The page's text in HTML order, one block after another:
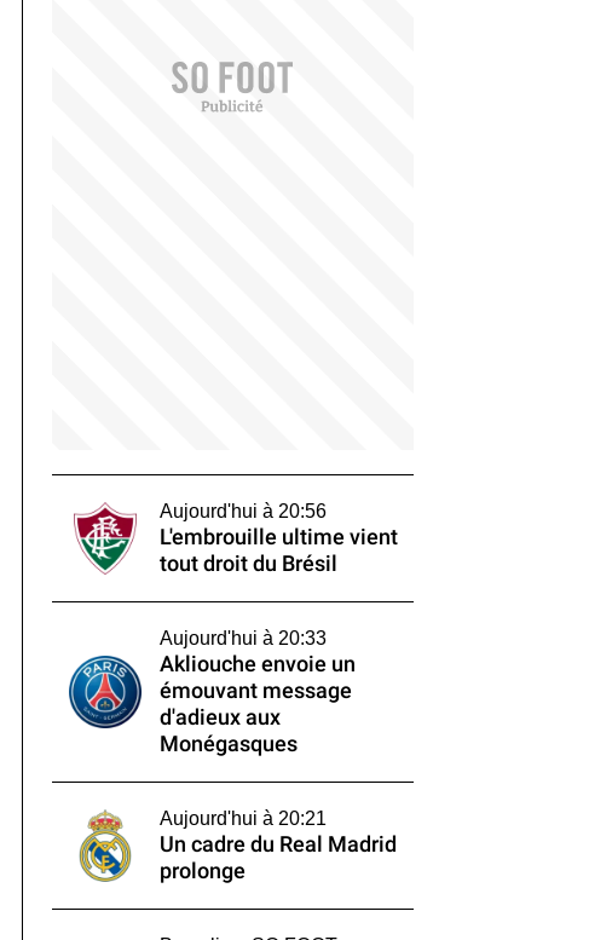
Aujourd'hui à 20:56
L'embrouille ultime vient
tout droit du Brésil
Aujourd'hui à 20:33
Akliouche envoie un
émouvant message
d'adieux aux
Monégasques
Aujourd'hui à 20:21
Un cadre du Real Madrid
prolonge